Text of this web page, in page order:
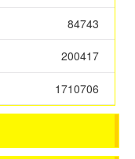
84743
200417
1710706